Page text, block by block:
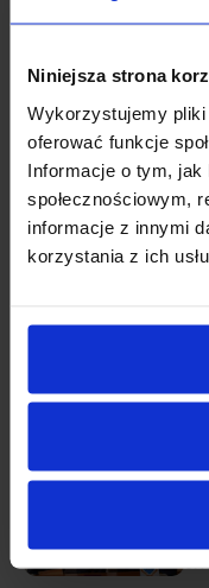
Niniejsza strona
Wykorzystujemy
oferować funkcje
Informacje o tym,
społecznościowym,
informacje z innymi
korzystania z ich
POZOSTAŁE